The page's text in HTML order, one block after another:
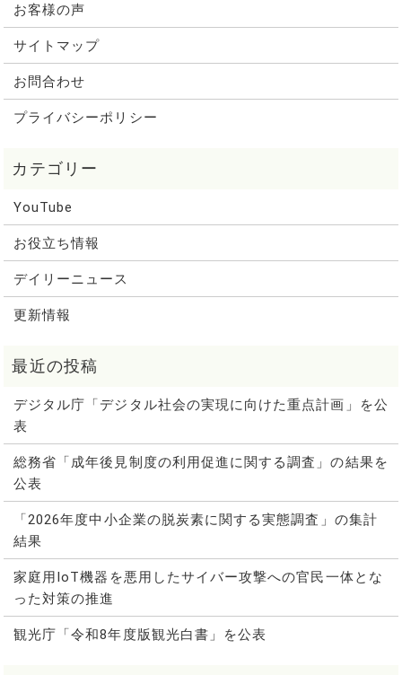
お客様の声
サイトマップ
お問合わせ
プライバシーポリシー
YouTube
お役立ち情報
デイリーニュース
更新情報
デジタル庁「デジタル社会の実現に向けた重点計画」を公
表
総務省「成年後見制度の利用促進に関する調査」の結果を
公表
「2026年度中小企業の脱炭素に関する実態調査」の集計
結果
家庭用IoT機器を悪用したサイバー攻撃への官民一体とな
った対策の推進
観光庁「令和8年度版観光白書」を公表